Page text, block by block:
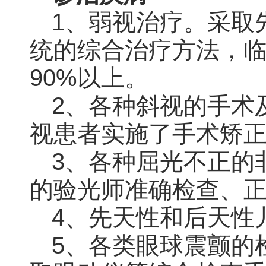
1、弱视治疗。采取
统的综合治疗方法，
90%以上。
2、各种斜视的手术
视患者实施了手术矫
3、各种屈光不正的
的验光师准确检查、
4、先天性和后天性
5、各类眼球震颤的